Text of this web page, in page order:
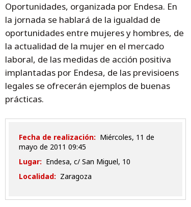
Oportunidades, organizada por Endesa. En
la jornada se hablará de la igualdad de
oportunidades entre mujeres y hombres, de
la actualidad de la mujer en el mercado
laboral, de las medidas de acción positiva
implantadas por Endesa, de las previsioens
legales se ofrecerán ejemplos de buenas
prácticas.
Fecha de realización: miércoles, 11 de
mayo de 2011 09:45
Lugar: Endesa, c/ San Miguel, 10
Localidad: Zaragoza